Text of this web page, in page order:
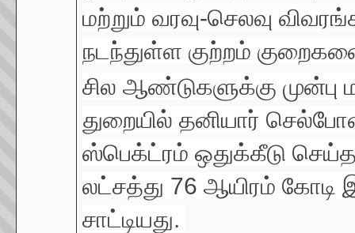
மற்றும் வரவு-செலவு
நடந்துள்ள குற்றம் குறைகளை
சில ஆண்டுகளுக்கு
துறையில் தனியார்
ஸ்பெக்ட்ரம் ஒதுக்கீடு
லட்சத்து 76 ஆயிரம் கோடி
சாட்டியது.